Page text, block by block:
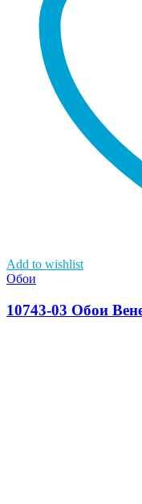
Add to wishlist
Обои
10743-03 Обои